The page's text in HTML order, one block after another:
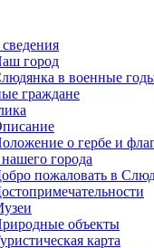
город
в военные
граждане
о гербе и
города
пожаловать в
объекты
карта